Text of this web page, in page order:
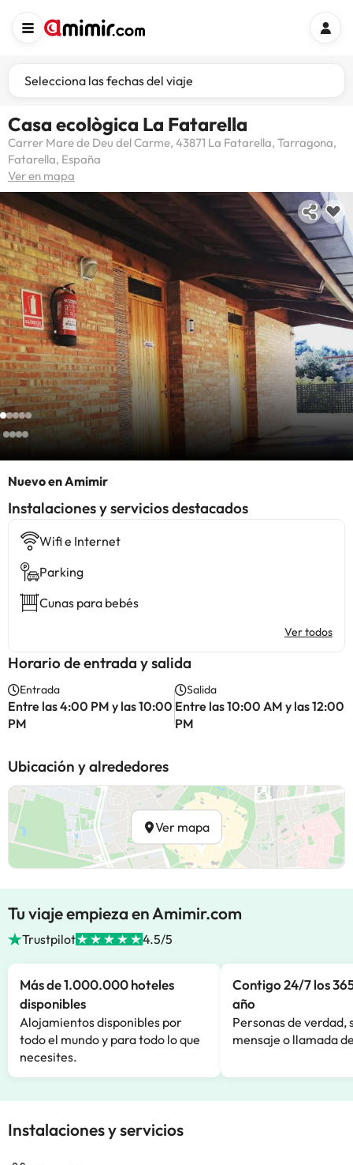
Selecciona las fechas del viaje
Casa ecològica La Fatarella
Carrer Mare de Deu del Carme, 43871 La Fatarella, Tarragona,
Fatarella, España
Ver en mapa
Nuevo en Amimir
Instalaciones y servicios destacados
Wifi e Internet
Parking
Cunas para bebés
Ver todos
Horario de entrada y salida
Entrada
Entre las 4:00 PM y las 10:00
PM
Salida
Entre las 10:00 AM y las 12:00
PM
Ubicación y alrededores
Ver mapa
Tu viaje empieza en Amimir.com
Trustpilot 4.5/5
Más de 1.000.000 hoteles
disponibles
Alojamientos disponibles por
todo el mundo y para todo lo que
necesites.
Contigo 24/7 los
año
Personas de verdad,
mensaje o llamada
Instalaciones y servicios